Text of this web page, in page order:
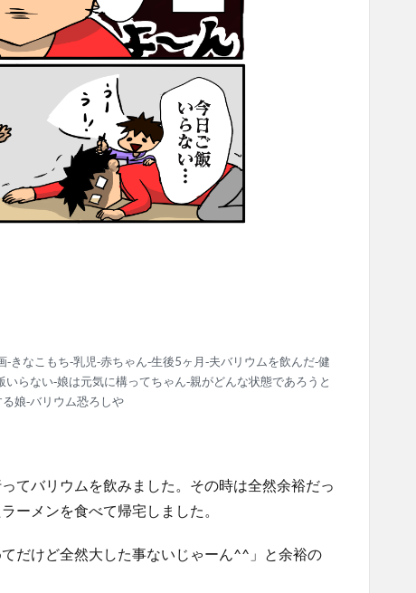
なこもち‐乳児‐赤ちゃん‐生後5ヶ月‐夫バリウムを飲んだ‐健
らない‐娘は元気に構ってちゃん‐親がどんな状態であろうと
娘‐バリウム恐ろしや
てバリウムを飲みました。その時は全然余裕だっ
ーメンを食べて帰宅しました。
だけど全然大した事ないじゃーん^^」と余裕の